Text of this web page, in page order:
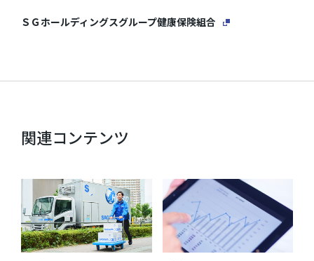
ＳＧホールディングスグループ健康保険組合
関連コンテンツ